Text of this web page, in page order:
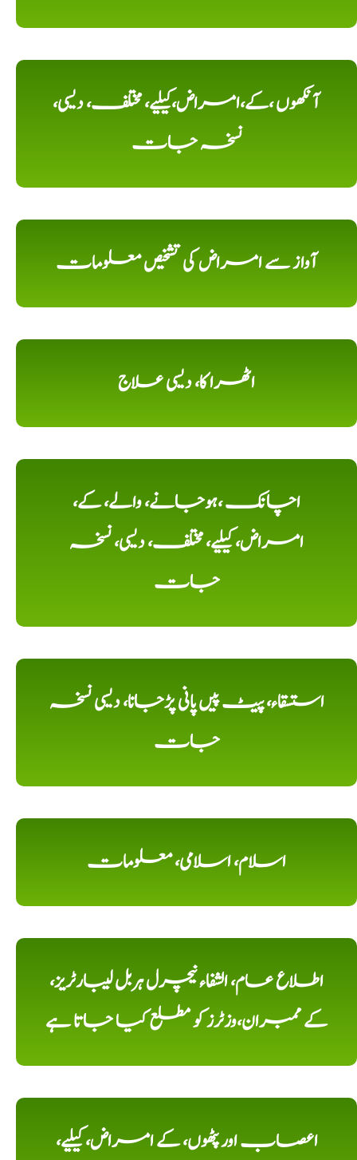
آنکھوں ،کے،امراض،کیلیے، مختلف، دیسی،
نسخہ جات
آواز سے امراض کی تشخیص معلومات
اٹھرا کا، دیسی علاج
اچانک ،ہوجانے، والے، کے،
امراض، کیلیے، مختلف، دیسی، نسخہ
جات
استسقاء، پیٹ پیں پانی پڑجانا، دیسی نسخہ
جات
اسلام، اسلامی، معلومات
اطلاع عام، الشفاء نیچرل ہربل لیبارٹریز،
کے ممبران،وزٹرز کو مطلع کیا جاتا ہے
اعصاب اور پٹھوں، کے امراض، کیلیے،